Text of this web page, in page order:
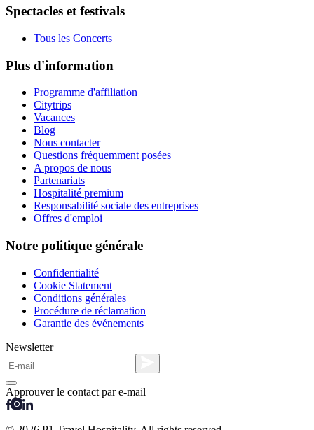
Spectacles et festivals
Tous les Concerts
Plus d'information
Programme d'affiliation
Citytrips
Vacances
Blog
Nous contacter
Questions fréquemment posées
A propos de nous
Partenariats
Hospitalité premium
Responsabilité sociale des entreprises
Offres d'emploi
Notre politique générale
Confidentialité
Cookie Statement
Conditions générales
Procédure de réclamation
Garantie des événements
Newsletter
Approuver le contact par e-mail